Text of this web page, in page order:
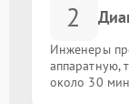
2
Инженеры
аппаратную,
около 30